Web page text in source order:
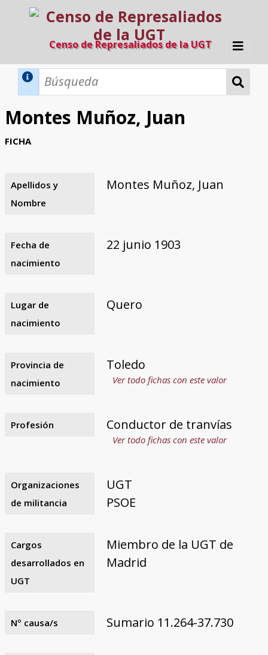
Censo de Represaliados de la UGT
Inicio
Búsqueda Dinámica
Búsqueda Avanzada
Razones y objetivos
El equipo
Colaboradores
Fuentes documentales
Montes Muñoz, Juan
FICHA
Apellidos y
Nombre
Montes Muñoz, Juan
Fecha de
nacimiento
22 junio 1903
Lugar de
nacimiento
Quero
Provincia de
nacimiento
Toledo
Ver todo fichas con este valor
Profesión Conductor de tranvías
Ver todo fichas con este valor
Organizaciones
de militancia
UGT
PSOE
Cargos
desarrollados en
UGT
Miembro de la UGT de
Madrid
Nº causa/s Sumario 11.264-37.730